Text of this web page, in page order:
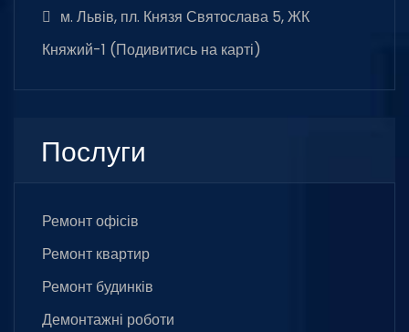
м. Львів, пл. Князя Святослава 5, ЖК
Княжий-1 (Подивитись на карті)
Послуги
Ремонт офісів
Ремонт квартир
Ремонт будинків
Демонтажні роботи